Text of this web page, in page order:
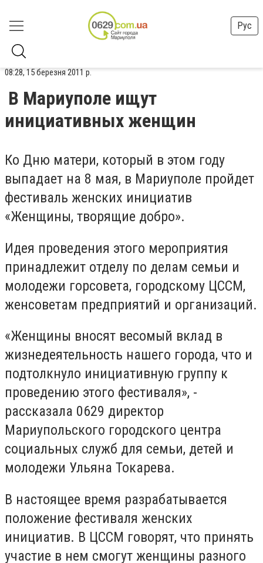
Рус
08:28, 15 березня 2011 р.
В Мариуполе ищут
инициативных женщин
Ко Дню матери, который в этом году
выпадает на 8 мая, в Мариуполе пройдет
фестиваль женских инициатив
«Женщины, творящие добро».
Идея проведения этого мероприятия
принадлежит отделу по делам семьи и
молодежи горсовета, городскому ЦССМ,
женсоветам предприятий и организаций.
«Женщины вносят весомый вклад в
жизнедеятельность нашего города, что и
подтолкнуло инициативную группу к
проведению этого фестиваля», -
рассказала 0629 директор
Мариупольского городского центра
социальных служб для семьи, детей и
молодежи Ульяна Токарева.
В настоящее время разрабатывается
положение фестиваля женских
инициатив. В ЦССМ говорят, что принять
участие в нем смогут женщины разного